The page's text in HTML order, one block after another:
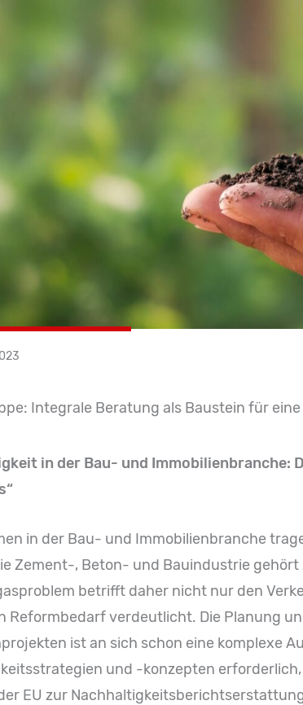
Integrale Beratung als Baustein für
in der Bau- und Immobilienbranche:
in der Bau- und Immobilienbranche
Zement-, Beton- und Bauindustrie
betrifft daher nicht nur den
Reformbedarf verdeutlicht. Die Planung
ist an sich schon eine komplexe
und -konzepten
EU zur